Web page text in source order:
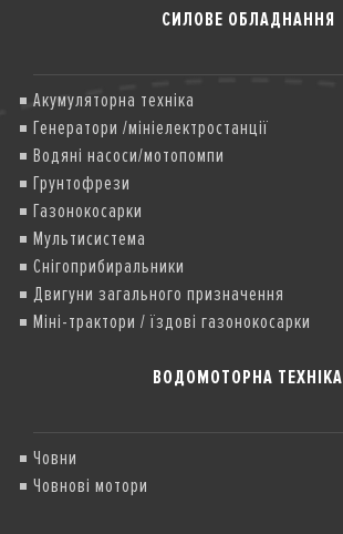
СИЛОВЕ ОБЛАДНАННЯ
Акумуляторна техніка
Генератори /мініелектростанції
Водяні насоси/мотопомпи
Грунтофрези
Газонокосарки
Мультисистема
Снігоприбиральники
Двигуни загального призначення
Міні-трактори / їздові газонокосарки
ВОДОМОТОРНА ТЕХНІКА
Човни
Човнові мотори